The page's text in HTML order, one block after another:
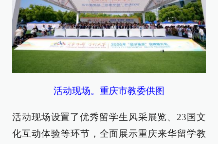
活动现场。重庆市教委供图
活动现场设置了优秀留学生风采展览、23国文
化互动体验等环节，全面展示重庆来华留学教